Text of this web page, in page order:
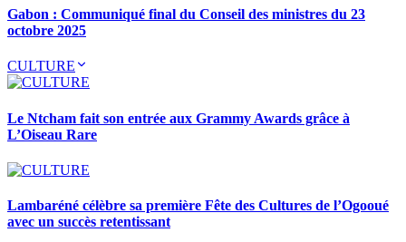
Gabon : Communiqué final du Conseil des ministres du 23
octobre 2025
CULTURE
Le Ntcham fait son entrée aux Grammy Awards grâce à
L’Oiseau Rare
Lambaréné célèbre sa première Fête des Cultures de l’Ogooué
avec un succès retentissant